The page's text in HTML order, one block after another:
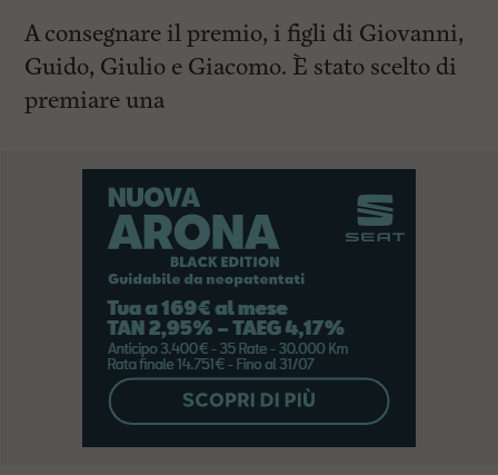
A consegnare il premio, i figli di Giovanni,
Guido, Giulio e Giacomo. È stato scelto di
premiare una